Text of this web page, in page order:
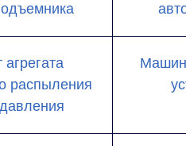
распыления